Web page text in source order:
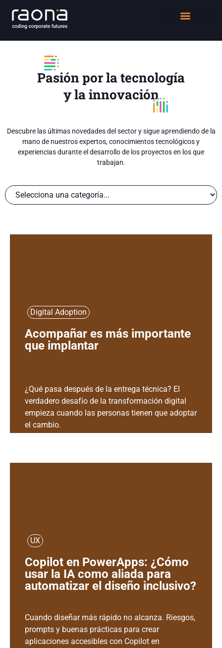
Pasión por la tecnología
y la innovación
Descubre las últimas novedades del sector y sigue aprendiendo de la
mano de nuestros expertos, conocimientos tecnológicos y
experiencias durante el desarrollo de los proyectos en los que
trabajan.
Digital Adoption
Acompañar es más importante
que implantar
¿Qué pasa después de la entrega técnica? El
verdadero desafío de la transformación digital
empieza cuando las personas tienen que adoptar
el cambio.
UX
Copilot en PowerApps: ¿Cómo
usar la IA como aliada para
automatizar el diseño inclusivo?
Cuando diseñar más rápido no alcanza. Riesgos,
prompts y buenas prácticas para crear
aplicaciones accesibles con Copilot en